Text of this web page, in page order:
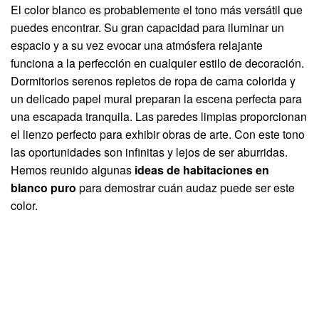
El color blanco es probablemente el tono más versátil que
puedes encontrar. Su gran capacidad para iluminar un
espacio y a su vez evocar una atmósfera relajante
funciona a la perfección en cualquier estilo de decoración.
Dormitorios serenos repletos de ropa de cama colorida y
un delicado papel mural preparan la escena perfecta para
una escapada tranquila. Las paredes limpias proporcionan
el lienzo perfecto para exhibir obras de arte. Con este tono
las oportunidades son infinitas y lejos de ser aburridas.
Hemos reunido algunas ideas de habitaciones en
blanco puro para demostrar cuán audaz puede ser este
color.